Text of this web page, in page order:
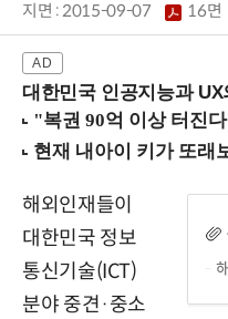
지면 :2015-09-07 16면
대한민국 인공지능과 UX의 미래
해외인재들이
대한민국 정보
통신기술(ICT)
분야 중견·중소